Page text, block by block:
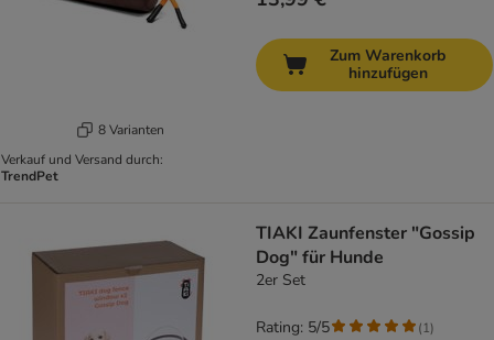
8 Varianten
Verkauf und Versand durch:
TrendPet
Zum Warenkorb
hinzufügen
TIAKI Zaunfenster "Gossip
Dog" für Hunde
2er Set
Rating: 5/5 (1)